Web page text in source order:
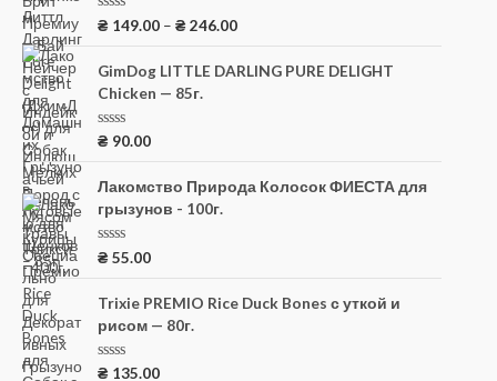
и
з
О
н
к
а
и
з
₴ 149.00 –₴ 246.00
GimDog LITTLE DARLING PURE DELIGHT
Chicken — 85г.
О
н
к
а
0
и
з
₴ 90.00
Лакомство Природа Колосок ФИЕСТА для
грызунов - 100г.
О
н
к
а
и
з
₴ 55.00
Trixie PREMIO Rice Duck Bones с уткой и
рисом — 80г.
О
₴ 135.00